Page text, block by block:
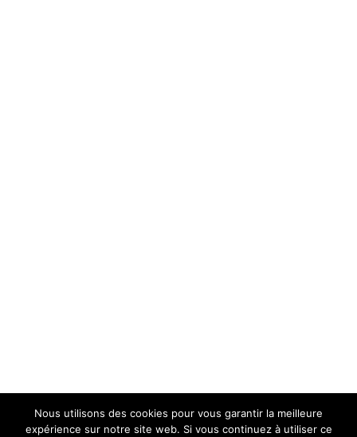
Nous utilisons des cookies pour vous garantir la meilleure
expérience sur notre site web. Si vous continuez à utiliser ce